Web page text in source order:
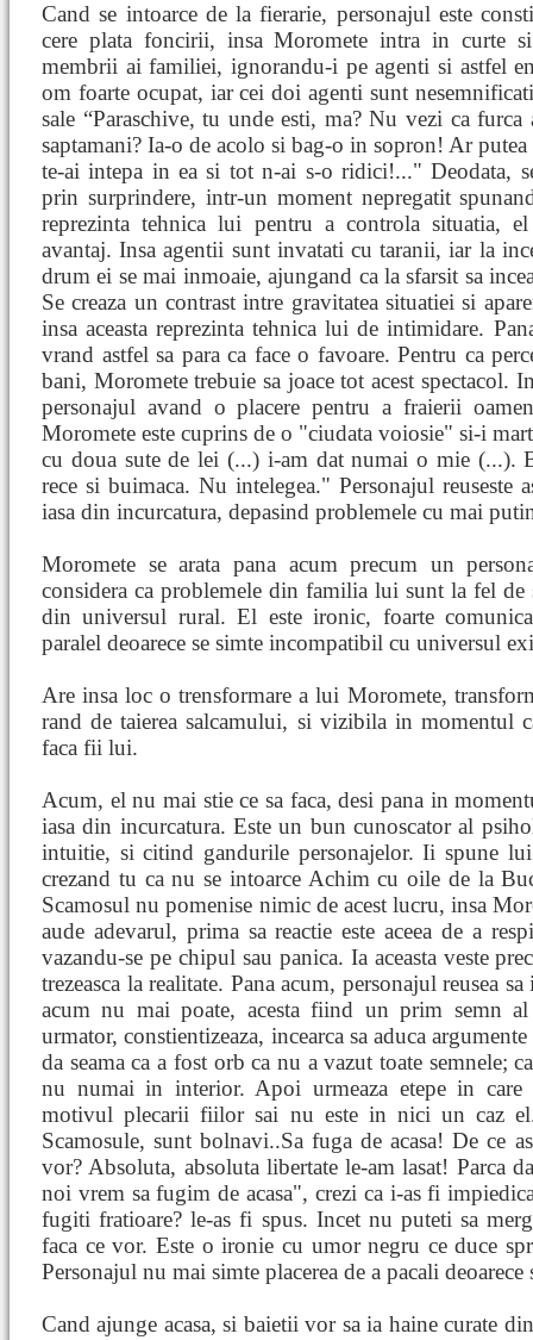
Cand se intoarce de la fierarie, personajul este
cere plata foncirii, insa Moromete intra in curte
membrii ai familiei, ignorandu-i pe agenti si astfel
om foarte ocupat, iar cei doi agenti sunt
sale “Paraschive, tu unde esti, ma? Nu vezi ca
saptamani? Ia-o de acolo si bag-o in sopron! Ar
te-ai intepa in ea si tot n-ai s-o ridici!..." Deodata,
prin surprindere, intr-un moment nepregatit
reprezinta tehnica lui pentru a controla situatia,
avantaj. Insa agentii sunt invatati cu taranii, iar la
drum ei se mai inmoaie, ajungand ca la sfarsit sa
Se creaza un contrast intre gravitatea situatiei si
insa aceasta reprezinta tehnica lui de intimidare.
vrand astfel sa para ca face o favoare. Pentru ca
bani, Moromete trebuie sa joace tot acest spectacol.
personajul avand o placere pentru a fraierii
Moromete este cuprins de o "ciudata voiosie" si-i
cu doua sute de lei (...) i-am dat numai o mie (...).
rece si buimaca. Nu intelegea." Personajul reuseste
iasa din incurcatura, depasind problemele cu mai
Moromete se arata pana acum precum un
considera ca problemele din familia lui sunt la fel de
din universul rural. El este ironic, foarte
paralel deoarece se simte incompatibil cu universul
Are insa loc o trensformare a lui Moromete,
rand de taierea salcamului, si vizibila in momentul
faca fii lui.
Acum, el nu mai stie ce sa faca, desi pana in
iasa din incurcatura. Este un bun cunoscator al
intuitie, si citind gandurile personajelor. Ii spune
crezand tu ca nu se intoarce Achim cu oile de la
Scamosul nu pomenise nimic de acest lucru, insa
aude adevarul, prima sa reactie este aceea de a
vazandu-se pe chipul sau panica. Ia aceasta veste
trezeasca la realitate. Pana acum, personajul reusea
acum nu mai poate, acesta fiind un prim semn
urmator, constientizeaza, incearca sa aduca
da seama ca a fost orb ca nu a vazut toate semnele;
nu numai in interior. Apoi urmeaza etepe in care
motivul plecarii fiilor sai nu este in nici un caz
Scamosule, sunt bolnavi..Sa fuga de acasa! De ce
vor? Absoluta, absoluta libertate le-am lasat! Parca
noi vrem sa fugim de acasa", crezi ca i-as fi
fugiti fratioare? le-as fi spus. Incet nu puteti sa
faca ce vor. Este o ironie cu umor negru ce duce
Personajul nu mai simte placerea de a pacali
Cand ajunge acasa, si baietii vor sa ia haine curate